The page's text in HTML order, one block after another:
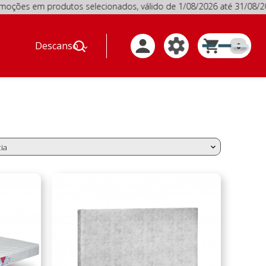
em produtos selecionados, válido de 1/08/2026 até 31/
Descanso 0
